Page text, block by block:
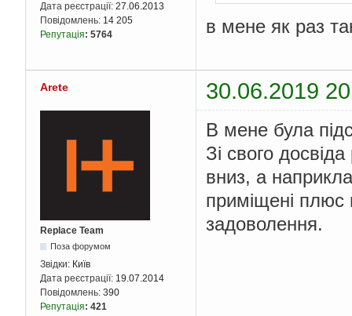
Дата реєстрації: 27.06.2013
Повідомлень: 14 205
Репутація: 5764 в мене як раз
Arete 30.06.2019
Replace Team
Поза форумом
Звідки: Київ
Дата реєстрації: 19.07.2014
Повідомлень: 390
Репутація: 421
В мене була
Зі свого
вниз, а
приміщені плюс
задоволення.